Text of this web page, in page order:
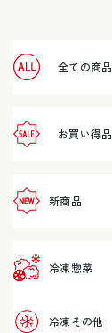
全ての商品
お買い得品
新商品
冷凍惣菜
冷凍その他